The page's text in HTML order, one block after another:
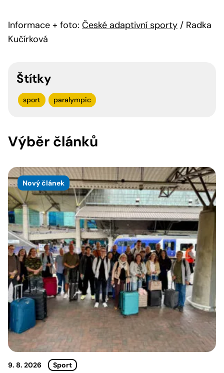
Informace + foto: České adaptivní sporty / Radka
Kučírková
Štítky
sport paralympic
Výběr článků
Nový článek
9. 8. 2026 Sport